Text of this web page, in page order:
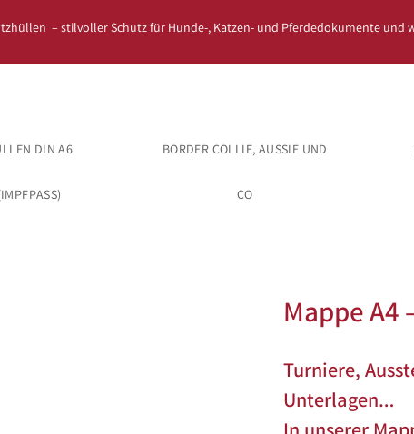
– stilvoller Schutz für Hunde-, Katzen- und Pferdedokumente und
DIN A6 BORDER COLLIE, AUSSIE UND
CO
Mappe A4
Turniere,
Unterlagen…